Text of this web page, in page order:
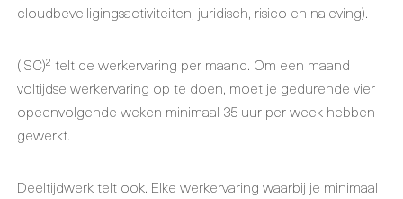
cloudbeveiligingsactiviteiten; juridisch, risico en naleving).
(ISC)² telt de werkervaring per maand. Om een maand
voltijdse werkervaring op te doen, moet je gedurende vier
opeenvolgende weken minimaal 35 uur per week hebben
gewerkt.
Deeltijdwerk telt ook. Elke werkervaring waarbij je minimaal